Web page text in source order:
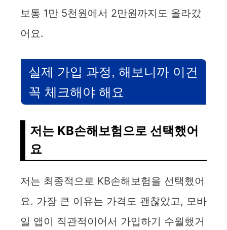
보통 1만 5천원에서 2만원까지도 올라갔
어요.
실제 가입 과정, 해보니까 이건
꼭 체크해야 해요
저는 KB손해보험으로 선택했어
요
저는 최종적으로 KB손해보험을 선택했어
요. 가장 큰 이유는 가격도 괜찮았고, 모바
일 앱이 직관적이어서 가입하기 수월했거